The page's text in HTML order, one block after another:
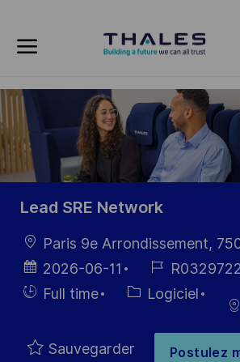
-
Lead SRE Network
localisation
Paris 9e Arrondissement,
Date
d’affichage
2026-06-11
Référence
du poste
R0329722
HiringFull time Catégorie
Logiciel
Sauvegarder Postulez